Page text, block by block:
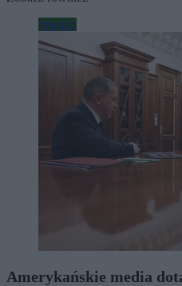
Wojsko
Amerykańskie media